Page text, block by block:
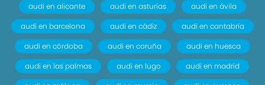
audi en alicante audi en asturias
audi en ávila
audi en barcelona
audi en cádiz
audi en cantabria
audi en córdoba
audi en coruña
audi en huesca
audi en las palmas
audi en lugo
audi en madrid